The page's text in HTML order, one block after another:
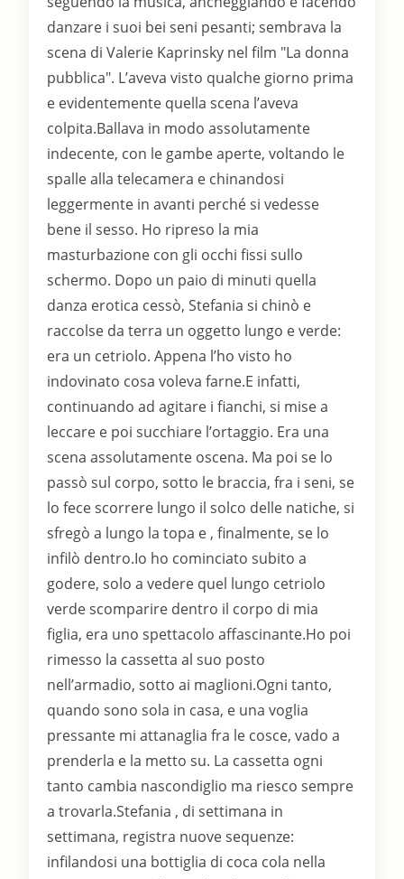
danzare i suoi bei seni pesanti; sembrava la
scena di Valerie Kaprinsky nel film "La donna
pubblica". L’aveva visto qualche giorno prima
e evidentemente quella scena l’aveva
colpita.Ballava in modo assolutamente
indecente, con le gambe aperte, voltando le
spalle alla telecamera e chinandosi
leggermente in avanti perché si vedesse
bene il sesso. Ho ripreso la mia
masturbazione con gli occhi fissi sullo
schermo. Dopo un paio di minuti quella
danza erotica cessò, Stefania si chinò e
raccolse da terra un oggetto lungo e verde:
era un cetriolo. Appena l’ho visto ho
indovinato cosa voleva farne.E infatti,
continuando ad agitare i fianchi, si mise a
leccare e poi succhiare l’ortaggio. Era una
scena assolutamente oscena. Ma poi se lo
passò sul corpo, sotto le braccia, fra i seni, se
lo fece scorrere lungo il solco delle natiche, si
sfregò a lungo la topa e , finalmente, se lo
infilò dentro.Io ho cominciato subito a
godere, solo a vedere quel lungo cetriolo
verde scomparire dentro il corpo di mia
figlia, era uno spettacolo affascinante.Ho poi
rimesso la cassetta al suo posto
nell’armadio, sotto ai maglioni.Ogni tanto,
quando sono sola in casa, e una voglia
pressante mi attanaglia fra le cosce, vado a
prenderla e la metto su. La cassetta ogni
tanto cambia nascondiglio ma riesco sempre
a trovarla.Stefania , di settimana in
settimana, registra nuove sequenze:
infilandosi una bottiglia di coca cola nella